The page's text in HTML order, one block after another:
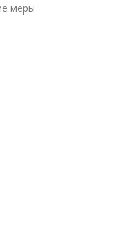
меры